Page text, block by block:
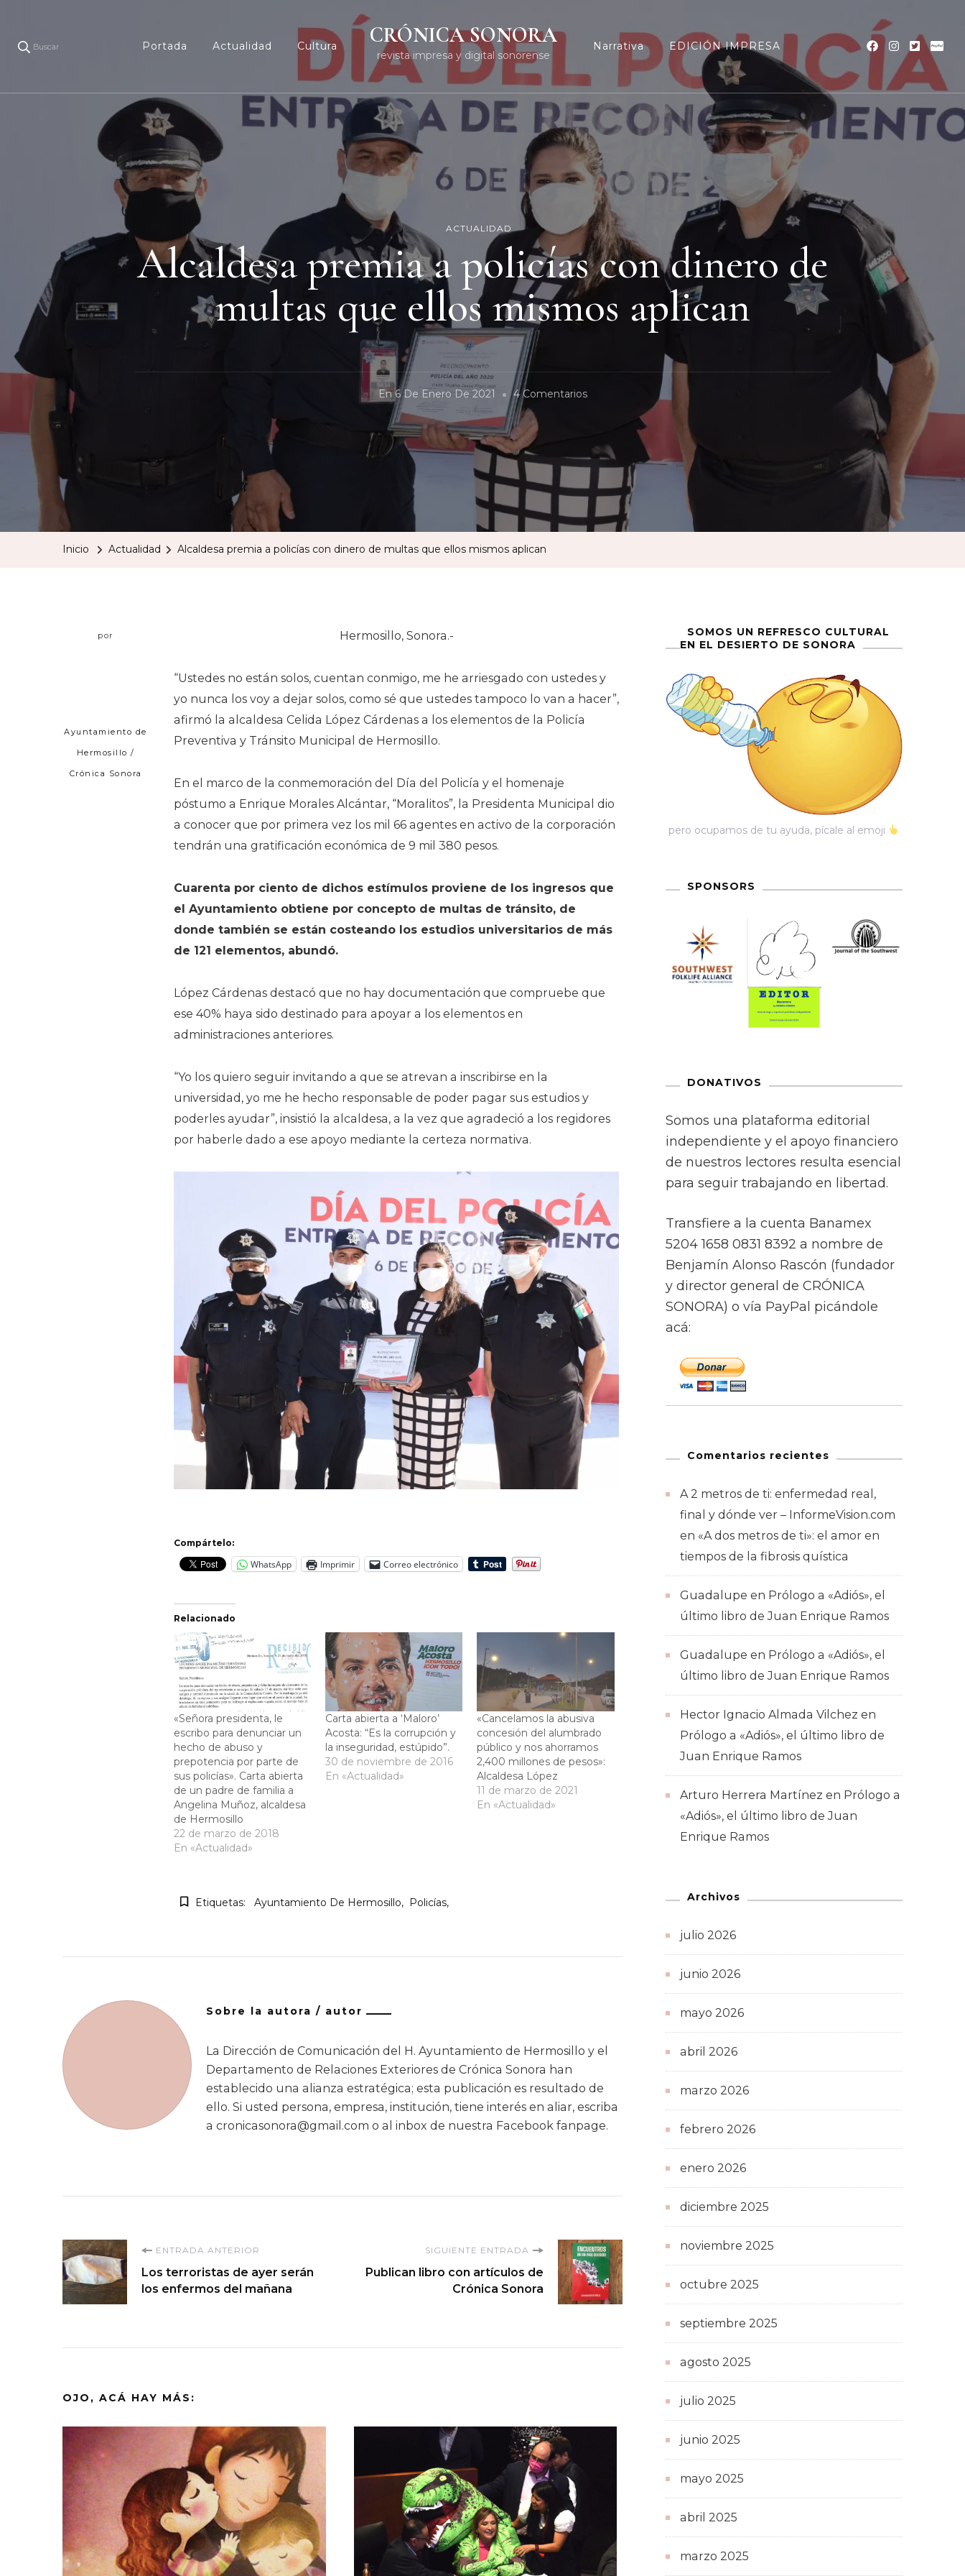
Buscar Portada Actualidad Cultura CRÓNICA SONORA
revista impresa y digital sonorense
Narrativa EDICIÓN IMPRESA
ACTUALIDAD
Alcaldesa premia a policías con dinero de
multas que ellos mismos aplican
En6 De Enero De 2021 4 ComentariosEn
A
Policías
Con
Dinero
Inicio Actualidad Alcaldesa premia a policías con dinero de multas que ellos mismos aplican
por
Ayuntamiento de
Hermosillo /
Crónica Sonora
Hermosillo, Sonora.-
“Ustedes no están solos, cuentan conmigo, me he arriesgado con ustedes y
yo nunca los voy a dejar solos, como sé que ustedes tampoco lo van a hacer”,
afirmó la alcaldesa Celida López Cárdenas a los elementos de la Policía
Preventiva y Tránsito Municipal de Hermosillo.
En el marco de la conmemoración del Día del Policía y el homenaje
póstumo a Enrique Morales Alcántar, “Moralitos”, la Presidenta Municipal dio
a conocer que por primera vez los mil 66 agentes en activo de la corporación
tendrán una gratificación económica de 9 mil 380 pesos.
Cuarenta por ciento de dichos estímulos proviene de los ingresos que
el Ayuntamiento obtiene por concepto de multas de tránsito, de
donde también se están costeando los estudios universitarios de más
de 121 elementos, abundó.
López Cárdenas destacó que no hay documentación que compruebe que
ese 40% haya sido destinado para apoyar a los elementos en
administraciones anteriores.
“Yo los quiero seguir invitando a que se atrevan a inscribirse en la
universidad, yo me he hecho responsable de poder pagar sus estudios y
poderles ayudar”, insistió la alcaldesa, a la vez que agradeció a los regidores
por haberle dado a ese apoyo mediante la certeza normativa.
Compártelo:
WhatsApp Imprimir Correo electrónico
Relacionado
«Señora presidenta, le
escribo para denunciar un
hecho de abuso y
prepotencia por parte de
sus policías». Carta abierta
de un padre de familia a
Angelina Muñoz, alcaldesa
de Hermosillo
22 de marzo de 2018
En «Actualidad»
Carta abierta a ‘Maloro’
Acosta: “Es la corrupción y
la inseguridad, estúpido”.
30 de noviembre de 2016
En «Actualidad»
«Cancelamos la abusiva
concesión del alumbrado
público y nos ahorramos
2,400 millones de pesos»:
Alcaldesa López
11 de marzo de 2021
En «Actualidad»
Etiquetas: Ayuntamiento De Hermosillo Policías
Sobre la autora / autor
La Dirección de Comunicación del H. Ayuntamiento de Hermosillo y el
Departamento de Relaciones Exteriores de Crónica Sonora han
establecido una alianza estratégica; esta publicación es resultado de
ello. Si usted persona, empresa, institución, tiene interés en aliar, escriba
a cronicasonora@gmail.com o al inbox de nuestra Facebook fanpage.
Navegación
de
ENTRADA ANTERIOR
Los terroristas de ayer serán
los enfermos del mañana
SIGUIENTE ENTRADA
Publican libro con artículos de
Crónica Sonora
OJO, ACÁ HAY MÁS:
SOMOS UN REFRESCO CULTURAL
EN EL DESIERTO DE SONORA
pero ocupamos de tu ayuda, pícale al emoji
SPONSORS
DONATIVOS
Somos una plataforma editorial
independiente y el apoyo financiero
de nuestros lectores resulta esencial
para seguir trabajando en libertad.
Transfiere a la cuenta Banamex
5204 1658 0831 8392 a nombre de
Benjamín Alonso Rascón (fundador
y director general de CRÓNICA
SONORA) o vía PayPal picándole
acá:
Comentarios recientes
A 2 metros de ti: enfermedad real,
final y dónde ver – InformeVision.com
en «A dos metros de ti»: el amor en
tiempos de la fibrosis quística
Guadalupe en Prólogo a «Adiós», el
último libro de Juan Enrique Ramos
Guadalupe en Prólogo a «Adiós», el
último libro de Juan Enrique Ramos
Hector Ignacio Almada Vilchez en
Prólogo a «Adiós», el último libro de
Juan Enrique Ramos
Arturo Herrera Martínez en Prólogo a
«Adiós», el último libro de Juan
Enrique Ramos
Archivos
julio 2026
junio 2026
mayo 2026
abril 2026
marzo 2026
febrero 2026
enero 2026
diciembre 2025
noviembre 2025
octubre 2025
septiembre 2025
agosto 2025
julio 2025
junio 2025
mayo 2025
abril 2025
marzo 2025